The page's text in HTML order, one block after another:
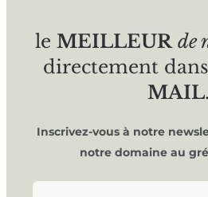
le MEILLEUR de
directement
MAIL.
Inscrivez-vous à notre
notre domaine au